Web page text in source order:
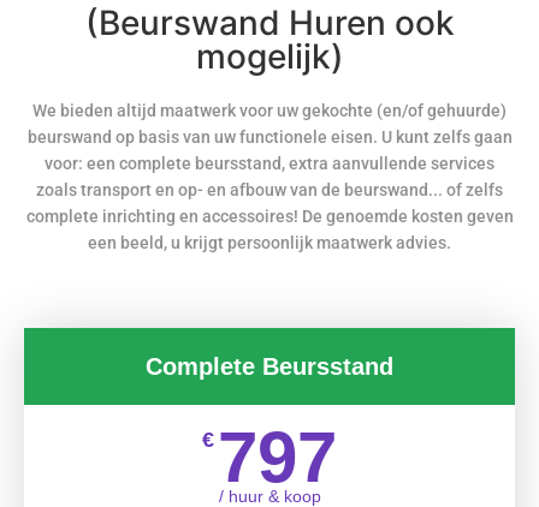
(Beurswand Huren ook
mogelijk)
We bieden altijd maatwerk voor uw gekochte (en/of gehuurde)
beurswand op basis van uw functionele eisen. U kunt zelfs gaan
voor: een complete beursstand, extra aanvullende services
zoals transport en op- en afbouw van de beurswand... of zelfs
complete inrichting en accessoires! De genoemde kosten geven
een beeld, u krijgt persoonlijk maatwerk advies.
Complete Beursstand
€ 797
/ huur & koop